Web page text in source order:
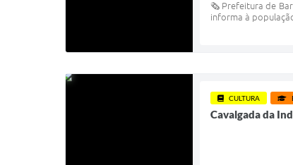
🗞️ Prefeitura de
informa à
CULTURA
Cavalgada da